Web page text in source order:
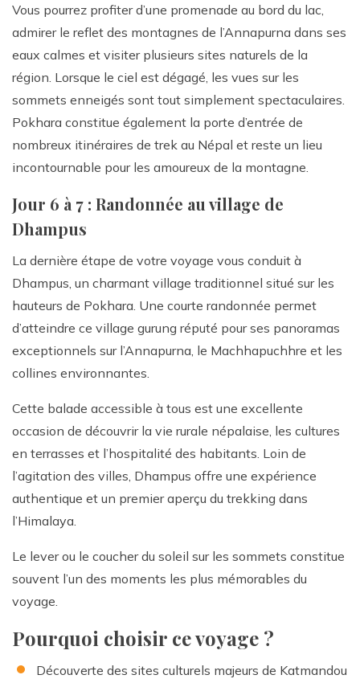
Vous pourrez profiter d’une promenade au bord du lac,
admirer le reflet des montagnes de l’Annapurna dans ses
eaux calmes et visiter plusieurs sites naturels de la
région. Lorsque le ciel est dégagé, les vues sur les
sommets enneigés sont tout simplement spectaculaires.
Pokhara constitue également la porte d’entrée de
nombreux itinéraires de trek au Népal et reste un lieu
incontournable pour les amoureux de la montagne.
Jour 6 à 7 : Randonnée au village de
Dhampus
La dernière étape de votre voyage vous conduit à
Dhampus, un charmant village traditionnel situé sur les
hauteurs de Pokhara. Une courte randonnée permet
d’atteindre ce village gurung réputé pour ses panoramas
exceptionnels sur l’Annapurna, le Machhapuchhre et les
collines environnantes.
Cette balade accessible à tous est une excellente
occasion de découvrir la vie rurale népalaise, les cultures
en terrasses et l’hospitalité des habitants. Loin de
l’agitation des villes, Dhampus offre une expérience
authentique et un premier aperçu du trekking dans
l’Himalaya.
Le lever ou le coucher du soleil sur les sommets constitue
souvent l’un des moments les plus mémorables du
voyage.
Pourquoi choisir ce voyage ?
Découverte des sites culturels majeurs de Katmandou